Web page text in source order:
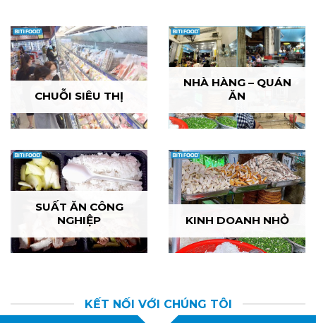
CHUỖI SIÊU THỊ
NHÀ HÀNG – QUÁN
ĂN
SUẤT ĂN CÔNG
NGHIỆP
KINH DOANH NHỎ